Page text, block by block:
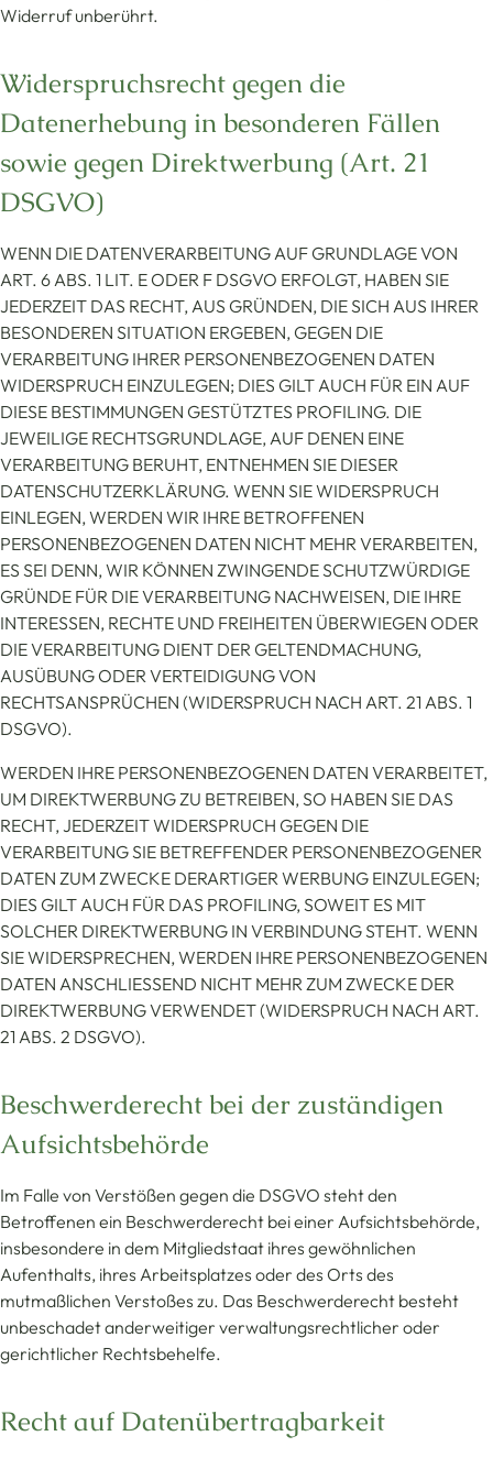
Widerruf unberührt.
Widerspruchsrecht gegen die
Datenerhebung in besonderen Fällen
sowie gegen Direktwerbung (Art. 21
DSGVO)
WENN DIE DATENVERARBEITUNG AUF GRUNDLAGE VON
ART. 6 ABS. 1 LIT. E ODER F DSGVO ERFOLGT, HABEN SIE
JEDERZEIT DAS RECHT, AUS GRÜNDEN, DIE SICH AUS IHRER
BESONDEREN SITUATION ERGEBEN, GEGEN DIE
VERARBEITUNG IHRER PERSONENBEZOGENEN DATEN
WIDERSPRUCH EINZULEGEN; DIES GILT AUCH FÜR EIN AUF
DIESE BESTIMMUNGEN GESTÜTZTES PROFILING. DIE
JEWEILIGE RECHTSGRUNDLAGE, AUF DENEN EINE
VERARBEITUNG BERUHT, ENTNEHMEN SIE DIESER
DATENSCHUTZERKLÄRUNG. WENN SIE WIDERSPRUCH
EINLEGEN, WERDEN WIR IHRE BETROFFENEN
PERSONENBEZOGENEN DATEN NICHT MEHR VERARBEITEN,
ES SEI DENN, WIR KÖNNEN ZWINGENDE SCHUTZWÜRDIGE
GRÜNDE FÜR DIE VERARBEITUNG NACHWEISEN, DIE IHRE
INTERESSEN, RECHTE UND FREIHEITEN ÜBERWIEGEN ODER
DIE VERARBEITUNG DIENT DER GELTENDMACHUNG,
AUSÜBUNG ODER VERTEIDIGUNG VON
RECHTSANSPRÜCHEN (WIDERSPRUCH NACH ART. 21 ABS. 1
DSGVO).
WERDEN IHRE PERSONENBEZOGENEN DATEN VERARBEITET,
UM DIREKTWERBUNG ZU BETREIBEN, SO HABEN SIE DAS
RECHT, JEDERZEIT WIDERSPRUCH GEGEN DIE
VERARBEITUNG SIE BETREFFENDER PERSONENBEZOGENER
DATEN ZUM ZWECKE DERARTIGER WERBUNG EINZULEGEN;
DIES GILT AUCH FÜR DAS PROFILING, SOWEIT ES MIT
SOLCHER DIREKTWERBUNG IN VERBINDUNG STEHT. WENN
SIE WIDERSPRECHEN, WERDEN IHRE PERSONENBEZOGENEN
DATEN ANSCHLIESSEND NICHT MEHR ZUM ZWECKE DER
DIREKTWERBUNG VERWENDET (WIDERSPRUCH NACH ART.
21 ABS. 2 DSGVO).
Beschwerde­recht bei der zuständigen
Aufsichts­behörde
Im Falle von Verstößen gegen die DSGVO steht den
Betroffenen ein Beschwerderecht bei einer Aufsichtsbehörde,
insbesondere in dem Mitgliedstaat ihres gewöhnlichen
Aufenthalts, ihres Arbeitsplatzes oder des Orts des
mutmaßlichen Verstoßes zu. Das Beschwerderecht besteht
unbeschadet anderweitiger verwaltungsrechtlicher oder
gerichtlicher Rechtsbehelfe.
Recht auf Daten­übertrag­barkeit